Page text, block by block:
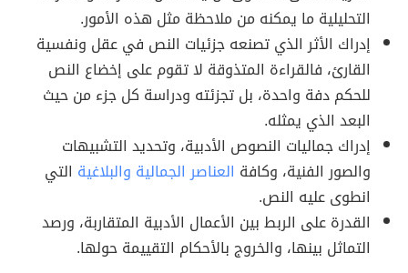
التحليلية ما يمكنه من ملاحظة مثل هذه الأمور.
إدراك الأثر الذي تصنعه جزئيات النص في عقل ونفسية
القارئ، فالقراءة المتذوقة لا تقوم على إخضاع النص
للحكم دفة واحدة، بل تجزئته ودراسة كل جزء من حيث
البعد الذي يمثله.
إدراك جماليات النصوص الأدبية، وتحديد التشبيهات
والصور الفنية، وكافة العناصر الجمالية والبلاغية التي
انطوى عليه النص.
القدرة على الربط بين الأعمال الأدبية المتقاربة، ورصد
التماثل بينها، والخروج بالأحكام التقييمة حولها.